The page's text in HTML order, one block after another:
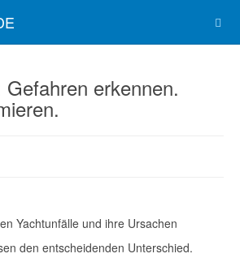
erkennen.
Yachtunfälle und ihre Ursachen
den entscheidenden Unterschied.